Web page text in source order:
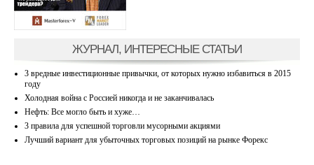
ЖУРНАЛ, ИНТЕРЕСНЫЕ СТАТЬИ
3 вредные инвестиционные привычки, от которых нужно избавиться в 2015
году
Холодная война с Россией никогда и не заканчивалась
Нефть: Все могло быть и хуже…
3 правила для успешной торговли мусорными акциями
Лучший вариант для убыточных торговых позиций на рынке Форекс